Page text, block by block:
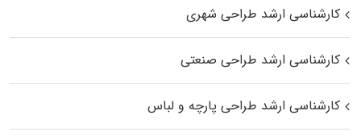
کارشناسی ارشد طراحی شهری
کارشناسی ارشد طراحی صنعتی
کارشناسی ارشد طراحی پارچه و لباس